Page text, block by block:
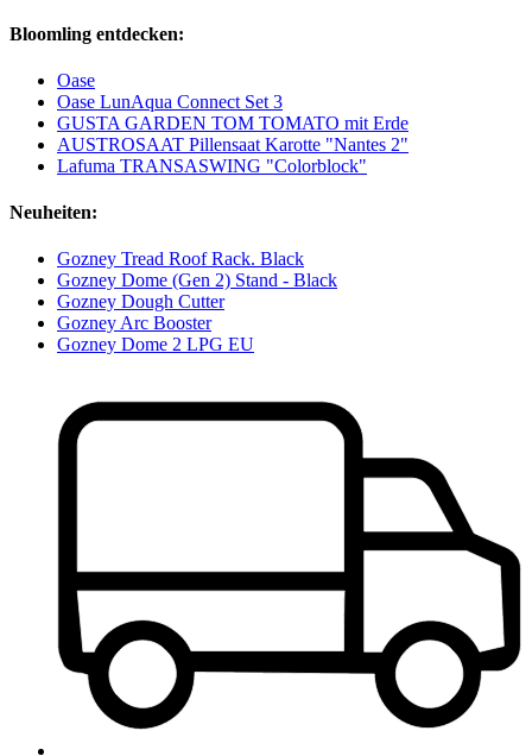
Bloomling entdecken:
Oase
Oase LunAqua Connect Set 3​
GUSTA GARDEN TOM TOMATO mit Erde
AUSTROSAAT Pillensaat Karotte "Nantes 2"
Lafuma TRANSASWING "Colorblock"
Neuheiten:
Gozney Tread Roof Rack. Black
Gozney Dome (Gen 2) Stand - Black
Gozney Dough Cutter
Gozney Arc Booster
Gozney Dome 2 LPG EU